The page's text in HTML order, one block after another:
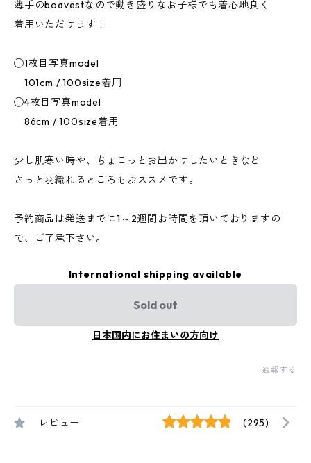
薄手のboavestなので動き盛りなお子様でも着心地良く
着用いただけます！
◯1枚目写真model
101cm / 100size着用
◯4枚目写真model
86cm / 100size着用
少し肌寒い時や、ちょこっとお出かけしたいときなど
さっと羽織れるところもおススメです。
予約商品は発送までに1～2週間お時間を頂いておりますの
で、ご了承下さい。
International shipping available
Sold out
日本国内にお住まいの方向け
通報する
レビュー (295)